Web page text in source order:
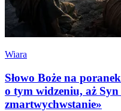
Wiara
Słowo Boże na
o tym widzeniu, aż Syn
zmartwychwstanie»